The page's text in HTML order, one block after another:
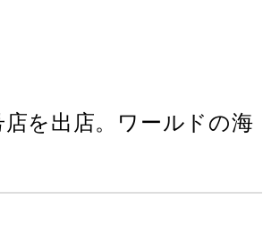
を出店。ワールドの海